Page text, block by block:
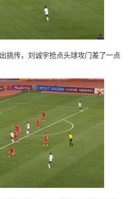
挑传，刘诚宇抢点头球攻门差了一点